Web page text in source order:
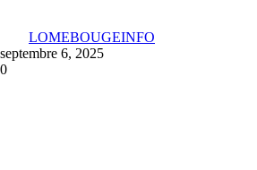
LOMEBOUGEINFO
septembre 6, 2025
0